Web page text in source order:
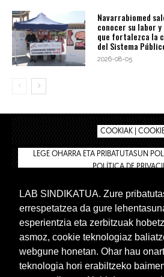
Navarrabiomed
conocer su labor
que fortalezca la
del Sistema
2026-08-05
COOKIAK |
LEGE OHARRA ETA PRIBATUTASUN
POLÍTICA DE
BIZILAN.EUS
INTRANET 🔑
Euskera
LAB SINDIKATUA. Zure
errespetatzea da gure
esperientzia eta zerbitzuak
asmoz, cookie teknologiaz
webgune honetan. Ohar hau
teknologia hori erabiltzeko